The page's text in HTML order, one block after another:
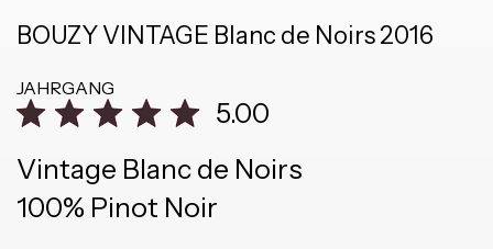
BOUZY VINTAGE Blanc de Noirs 2016
JAHRGANG
5.00
Vintage Blanc de Noirs
100% Pinot Noir